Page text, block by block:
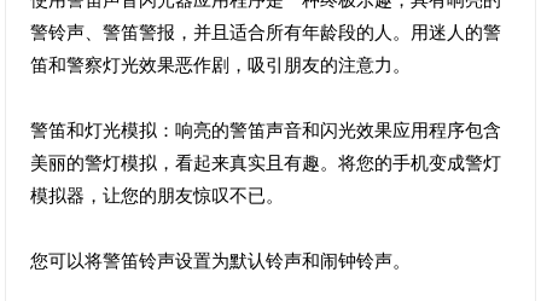
警铃声、警笛警报，并且适合所有年龄段的人。用迷人的警
笛和警察灯光效果恶作剧，吸引朋友的注意力。
警笛和灯光模拟：响亮的警笛声音和闪光效果应用程序包含
美丽的警灯模拟，看起来真实且有趣。将您的手机变成警灯
模拟器，让您的朋友惊叹不已。
您可以将警笛铃声设置为默认铃声和闹钟铃声。